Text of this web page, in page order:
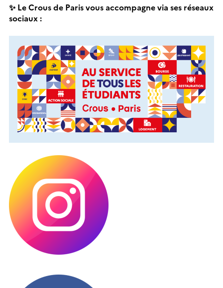
✨ Le Crous de Parisvous accompagne via ses réseaux
sociaux :